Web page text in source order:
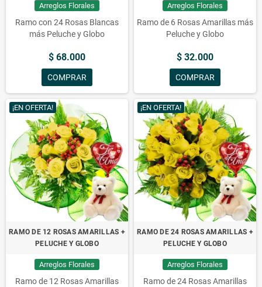
Arreglos Florales
Ramo con 24 Rosas Blancas
más Peluche y Globo
$ 68.000
COMPRAR
Arreglos Florales
Ramo de 6 Rosas Amarillas más
Peluche y Globo
$ 32.000
COMPRAR
¡EN OFERTA!
RAMO DE 12 ROSAS AMARILLAS +
PELUCHE Y GLOBO
Arreglos Florales
Ramo de 12 Rosas Amarillas
¡EN OFERTA!
RAMO DE 24 ROSAS AMARILLAS +
PELUCHE Y GLOBO
Arreglos Florales
Ramo de 24 Rosas Amarillas